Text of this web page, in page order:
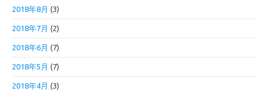
2018年8月 (3)
2018年7月 (2)
2018年6月 (7)
2018年5月 (7)
2018年4月 (3)